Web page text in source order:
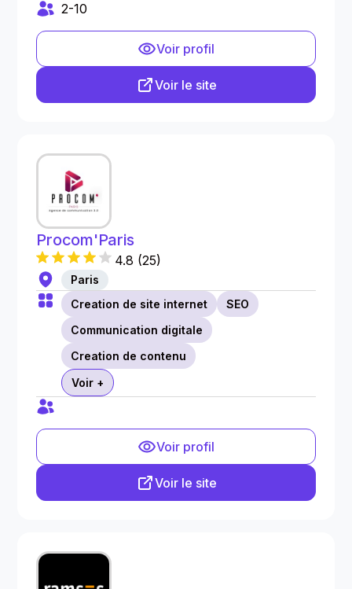
2-10
Voir profil
Voir le site
Procom'Paris
4.8 (25)
Paris
Creation de site internet
SEO
Communication digitale
Creation de contenu
Voir +
Voir profil
Voir le site